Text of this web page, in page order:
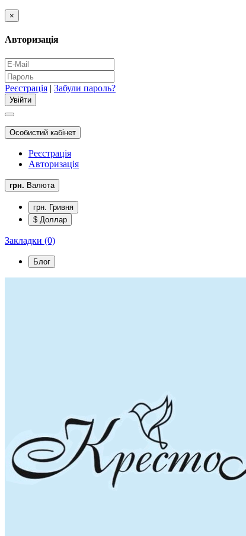
×
Авторизація
Реєстрація | Забули пароль?
Особистий кабінет
Реєстрація
Авторизація
грн. Валюта
грн. Гривня
$ Доллар
Закладки (0)
Блог